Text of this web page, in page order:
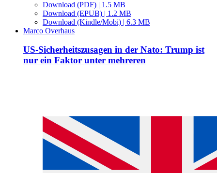
Download (PDF) | 1.5 MB
Download (EPUB) | 1.2 MB
Download (Kindle/Mobi) | 6.3 MB
Marco Overhaus
US-Sicherheitszusagen in der Nato: Trump ist
nur ein Faktor unter mehreren